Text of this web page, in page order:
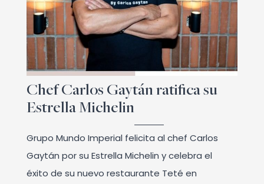
Chef Carlos Gaytán ratifica su
Estrella Michelin
Grupo Mundo Imperial felicita al chef Carlos
Gaytán por su Estrella Michelin y celebra el
éxito de su nuevo restaurante Teté en